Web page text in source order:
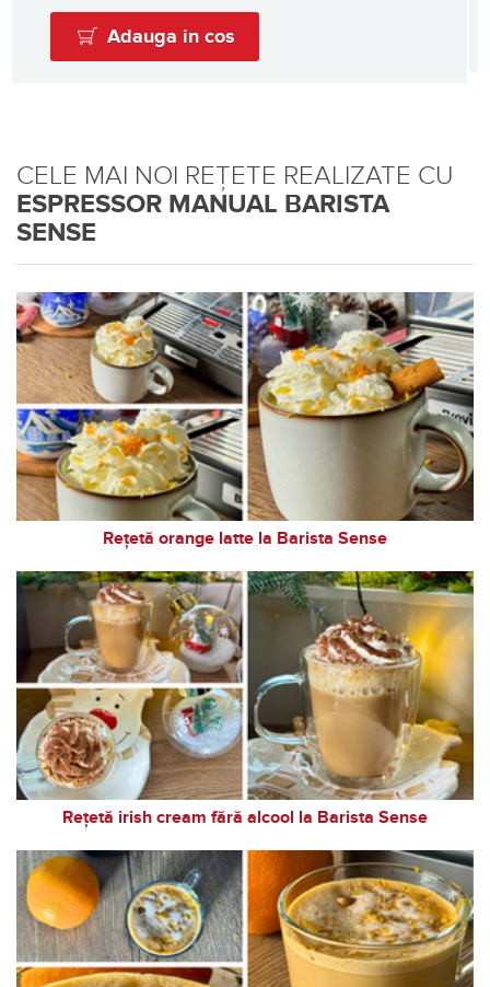
Adauga in cos
CELE MAI NOI REȚETE REALIZATE CU
ESPRESSOR MANUAL BARISTA
SENSE
Rețetă orange latte la Barista Sense
Rețetă irish cream fără alcool la Barista Sense